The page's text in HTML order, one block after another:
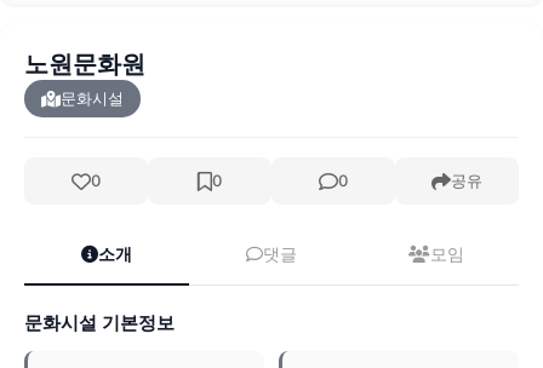
노원문화원
문화시설
0 0 0 공유
소개 댓글 모임
문화시설 기본정보